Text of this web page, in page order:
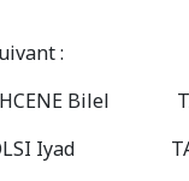
:
Bilel
Iyad